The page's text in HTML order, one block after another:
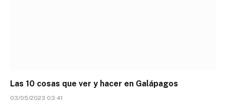
Las 10 cosas que ver y hacer en Galápagos
03/05/2023 03:41